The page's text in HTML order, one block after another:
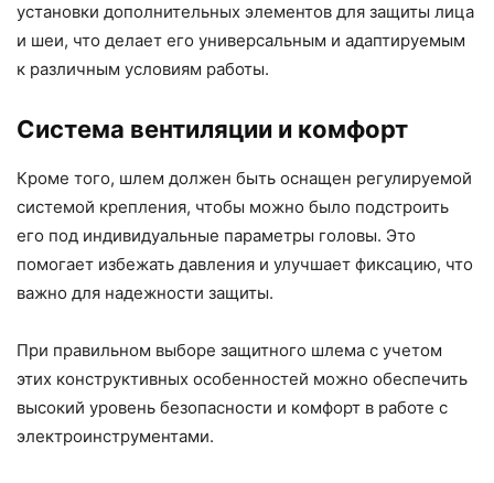
установки дополнительных элементов для защиты лица
и шеи, что делает его универсальным и адаптируемым
к различным условиям работы.
Система вентиляции и комфорт
Кроме того, шлем должен быть оснащен регулируемой
системой крепления, чтобы можно было подстроить
его под индивидуальные параметры головы. Это
помогает избежать давления и улучшает фиксацию, что
важно для надежности защиты.
При правильном выборе защитного шлема с учетом
этих конструктивных особенностей можно обеспечить
высокий уровень безопасности и комфорт в работе с
электроинструментами.